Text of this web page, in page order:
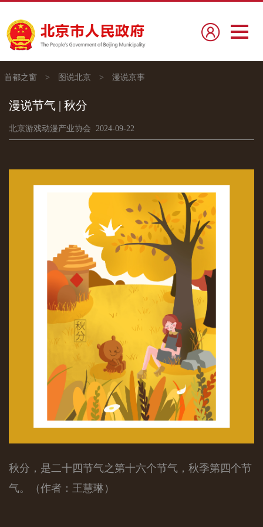
首都之窗 > 图说北京 > 漫说京事
漫说节气 | 秋分
北京游戏动漫产业协会 2024-09-22
秋分，是二十四节气之第十六个节气，秋季第四个节
气。（作者：王慧琳）